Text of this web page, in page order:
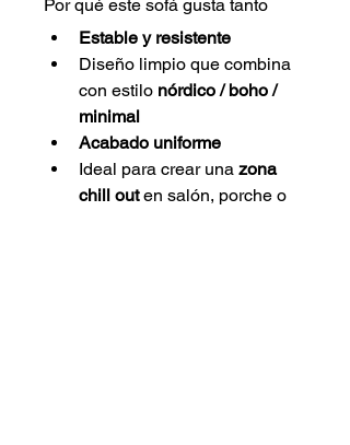
Por qué este sofá gusta tanto
Estable y resistente
Diseño limpio que combina
con estilo nórdico / boho /
minimal
Acabado uniforme
Ideal para crear una zona
chill out en salón, porche o